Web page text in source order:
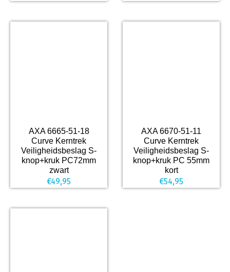
AXA 6665-51-18
Curve Kerntrek
Veiligheidsbeslag S-
knop+kruk PC72mm
zwart
€49,95
AXA 6670-51-11
Curve Kerntrek
Veiligheidsbeslag S-
knop+kruk PC 55mm
kort
€54,95